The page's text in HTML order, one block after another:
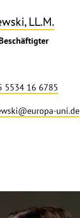
LL.M.
5534 16 6785
uni.de